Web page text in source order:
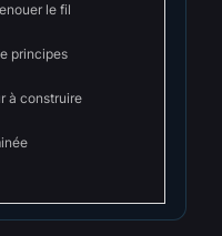
le fil
principes
à construire